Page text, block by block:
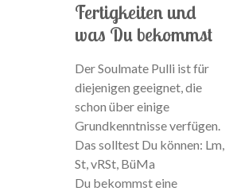
Fertigkeiten und
was Du bekommst
Der Soulmate Pulli ist für
diejenigen geeignet, die
schon über einige
Grundkenntnisse verfügen.
Das solltest Du können: Lm,
St, vRSt, BüMa
Du bekommst eine